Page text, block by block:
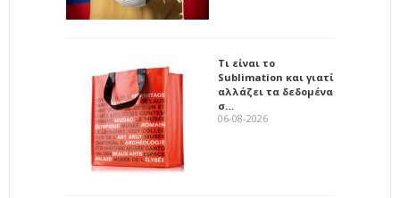
Τι είναι το
Sublimation και γιατί
αλλάζει τα δεδομένα
σ…
06-08-2026